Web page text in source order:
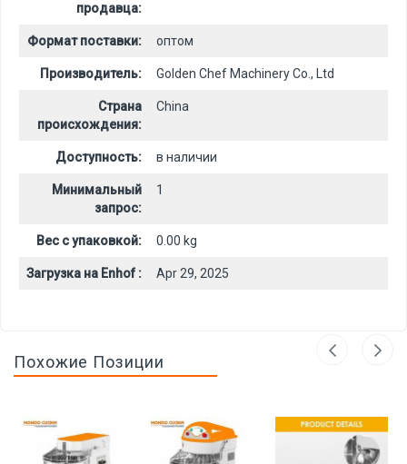
продавца:
Формат поставки: оптом
Производитель: Golden Chef Machinery Co., Ltd
Страна
происхождения:
China
Доступность: в наличии
Минимальный
запрос:
1
Вес с упаковкой: 0.00 kg
Загрузка на Enhof : Apr 29, 2025
Похожие Позиции